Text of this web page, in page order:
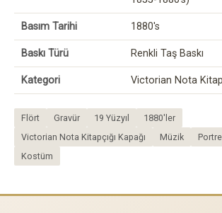
Basım Tarihi 1880's
Baskı Türü Renkli Taş Baskı
Kategori Victorian Nota
Flört Gravür 19 Yüzyıl
1880'ler
Victorian Nota Kitapçığı Kapağı
Müzik Portre
Kostüm